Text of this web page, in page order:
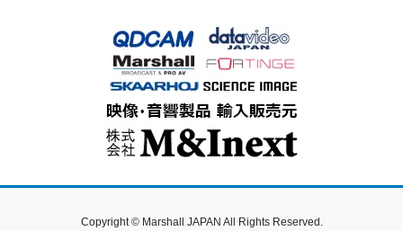
Copyright © Marshall JAPAN All Rights Reserved.